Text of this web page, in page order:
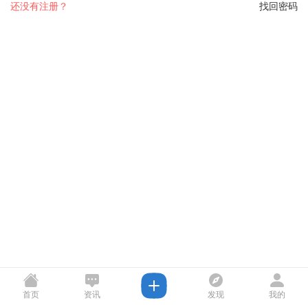
找回密码
还没有注册？
首页 资讯 发现 我的